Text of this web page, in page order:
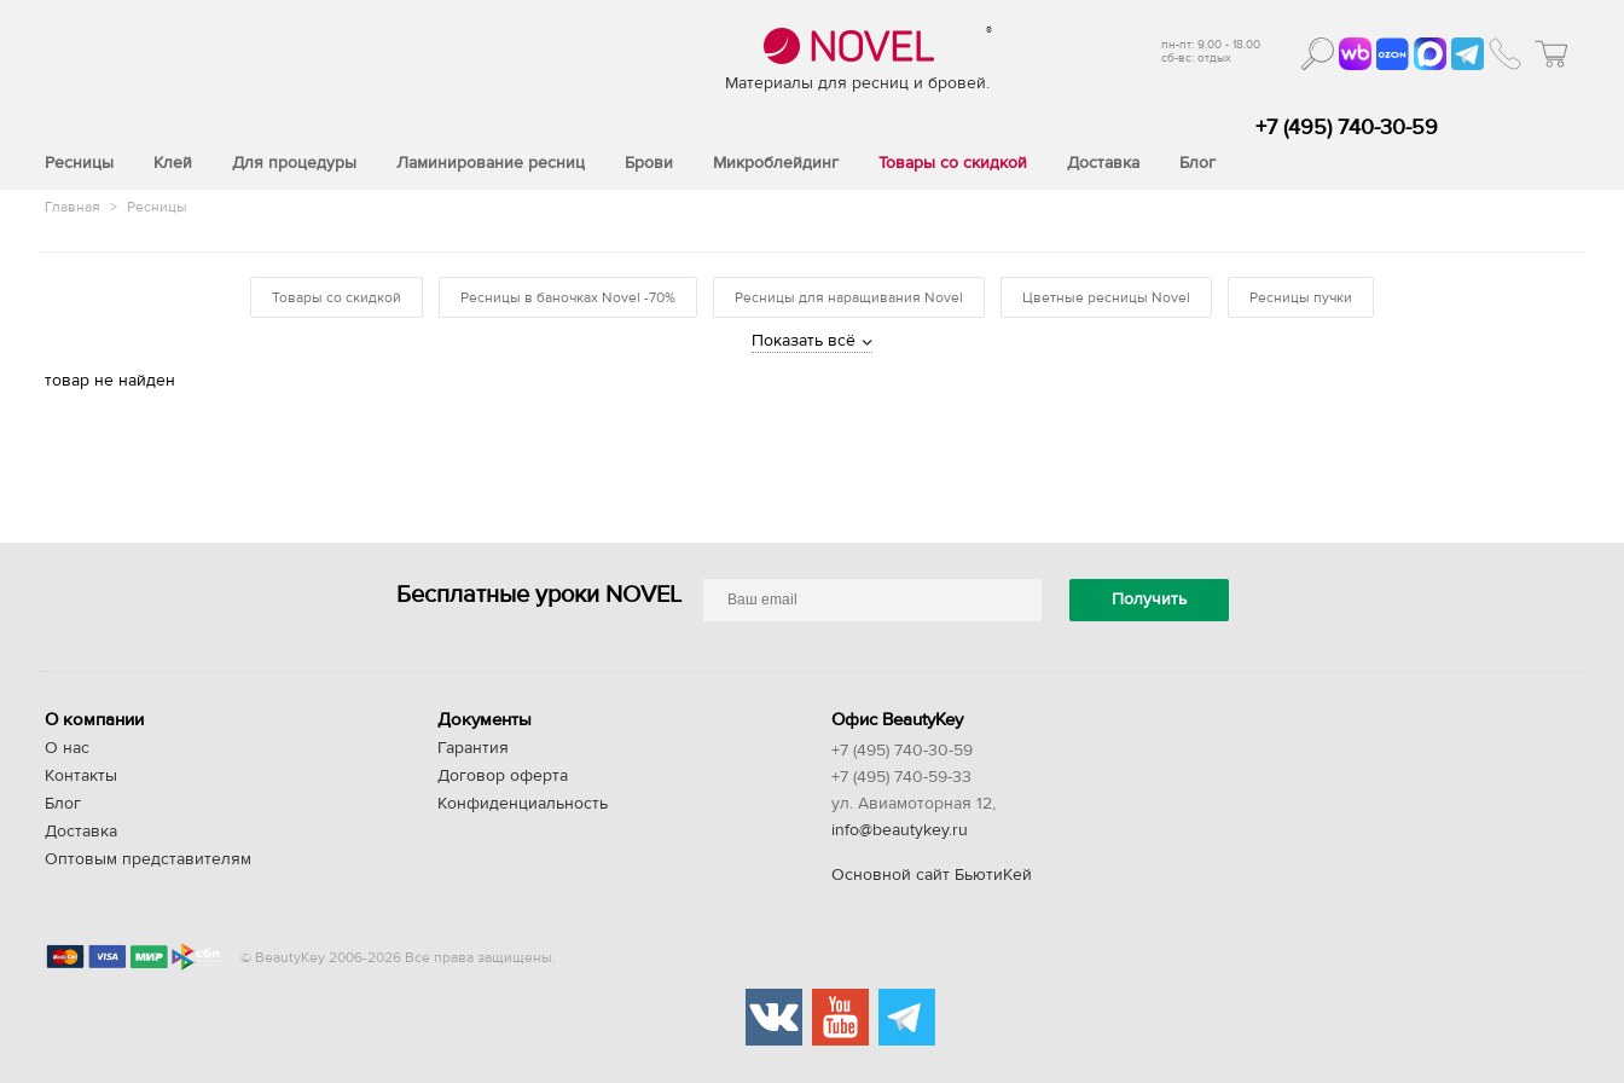
®
Материалы для ресниц и бровей.
пн-пт: 9.00 - 18.00
сб-вс: отдых
Ресницы Клей Для процедуры Ламинирование ресниц Брови Микроблейдинг Товары со скидкой Доставка Блог
+7 (495) 740-30-59
Главная > Ресницы
Товары со скидкой Ресницы в баночках Novel -70% Ресницы для наращивания Novel Цветные ресницы Novel Ресницы пучки
Показать всё
товар не найден
Бесплатные уроки NOVEL
О компании
О нас
Контакты
Блог
Доставка
Оптовым представителям
Документы
Гарантия
Договор оферта
Конфиденциальность
Офис BeautyKey
+7 (495) 740-30-59
+7 (495) 740-59-33
ул. Авиамоторная 12,
info@beautykey.ru
Основной сайт БьютиКей
© BeautyKey 2006-2026 Все права защищены.